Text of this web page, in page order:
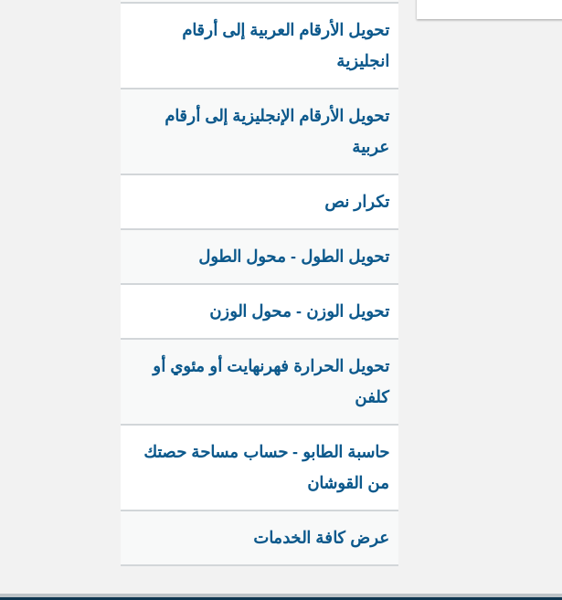
تحويل الأرقام العربية إلى أرقام
انجليزية
تحويل الأرقام الإنجليزية إلى أرقام
عربية
تكرار نص
تحويل الطول - محول الطول
تحويل الوزن - محول الوزن
تحويل الحرارة فهرنهايت أو مئوي أو
كلفن
حاسبة الطابو - حساب مساحة حصتك
من القوشان
عرض كافة الخدمات